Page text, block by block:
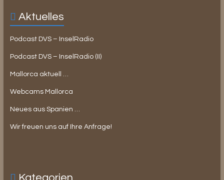
Aktuelles
Podcast DVS – InselRadio
Podcast DVS – InselRadio (II)
Mallorca aktuell …
Webcams Mallorca
Neues aus Spanien …
Wir freuen uns auf Ihre Anfrage!